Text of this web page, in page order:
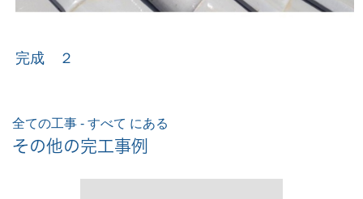
完成 ２
全ての工事 - すべて にある
その他の完工事例